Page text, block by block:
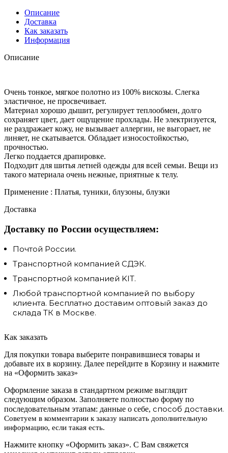
Описание
Доставка
Как заказать
Информация
Описание
Очень тонкое, мягкое полотно из 100% вискозы. Слегка
эластичное, не просвечивает.
Материал хорошо дышит, регулирует теплообмен, долго
сохраняет цвет, дает ощущение прохлады. Не электризуется,
не раздражает кожу, не вызывает аллергии, не выгорает, не
линяет, не скатывается. Обладает износостойкостью,
прочностью.
Легко поддается драпировке.
Подходит для шитья летней одежды для всей семьи. Вещи из
такого материала очень нежные, приятные к телу.
Применение : Платья, туники, блузоны, блузки
Доставка
Доставку по России осуществляем:
Почтой России.
Транспортной компанией СДЭК.
Транспортной компанией KIT.
Любой транспортной компанией по выбору
клиента. Бесплатно доставим оптовый заказ до
склада ТК в Москве.
Как заказать
Для покупки товара выберите понравившиеся товары и
добавьте их в корзину. Далее перейдите в Корзину и нажмите
на «Оформить заказ»
Оформление заказа в стандартном режиме выглядит
следующим образом. Заполняете полностью форму по
последовательным этапам: данные о себе, способ доставки.
Советуем в комментарии к заказу написать дополнительную
информацию, если такая есть.
Нажмите кнопку «Оформить заказ». С Вам свяжется